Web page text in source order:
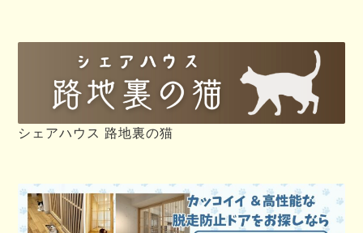
シェアハウス 路地裏の猫